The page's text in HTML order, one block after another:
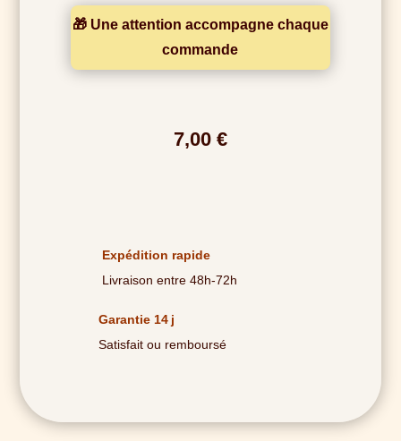
🎁 Une attention accompagne chaque
commande
7,00 €
Expédition rapide
Livraison entre 48h-72h
Garantie 14 j
Satisfait ou remboursé